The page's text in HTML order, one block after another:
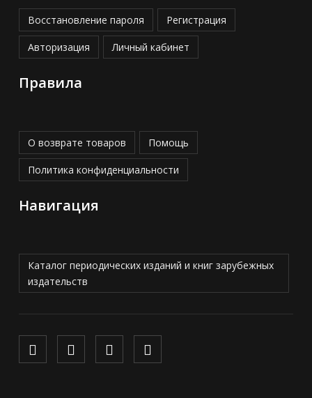
Восстановление пароля Регистрация
Авторизация Личный кабинет
Правила
О возврате товаров Помощь
Политика конфиденциальности
Навигация
Каталог периодических изданий и книг зарубежных
издательств